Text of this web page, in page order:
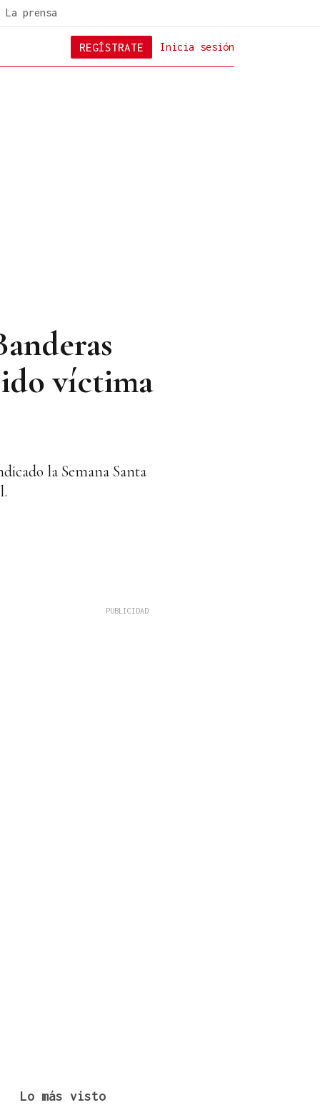
La prensa
Inicia sesión
REGÍSTRATE
víctima
la Semana Santa
Lo más visto